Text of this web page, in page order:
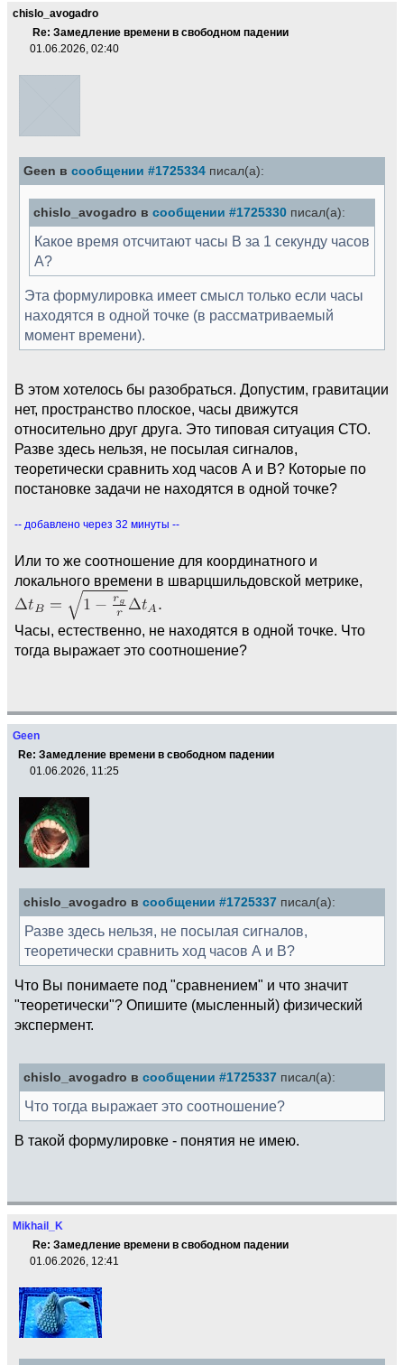
chislo_avogadro
Re: Замедление времени в свободном падении
01.06.2026, 02:40
Geen в сообщении #1725334 писал(а):
chislo_avogadro в сообщении #1725330 писал(а):
Какое время отсчитают часы В за 1 секунду часов
А?
Эта формулировка имеет смысл только если часы
находятся в одной точке (в рассматриваемый
момент времени).
В этом хотелось бы разобраться. Допустим, гравитации
нет, пространство плоское, часы движутся
относительно друг друга. Это типовая ситуация СТО.
Разве здесь нельзя, не посылая сигналов,
теоретически сравнить ход часов А и В? Которые по
постановке задачи не находятся в одной точке?
-- добавлено через 32 минуты --
Или то же соотношение для координатного и
локального времени в шварцшильдовской метрике,
Часы, естественно, не находятся в одной точке. Что
тогда выражает это соотношение?
Geen
Re: Замедление времени в свободном падении
01.06.2026, 11:25
chislo_avogadro в сообщении #1725337 писал(а):
Разве здесь нельзя, не посылая сигналов,
теоретически сравнить ход часов А и В?
Что Вы понимаете под "сравнением" и что значит
"теоретически"? Опишите (мысленный) физический
экспермент.
chislo_avogadro в сообщении #1725337 писал(а):
Что тогда выражает это соотношение?
В такой формулировке - понятия не имею.
Mikhail_K
Re: Замедление времени в свободном падении
01.06.2026, 12:41